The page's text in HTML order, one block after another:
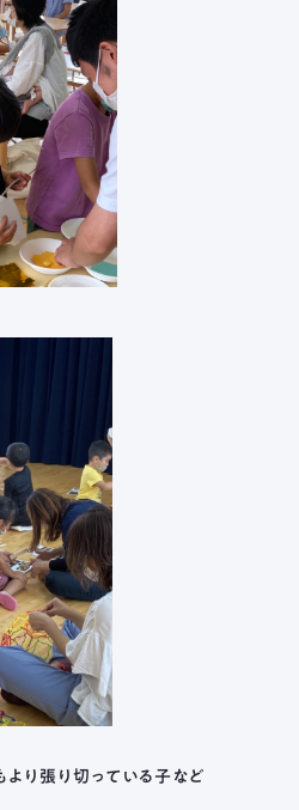
り張り切っている子など